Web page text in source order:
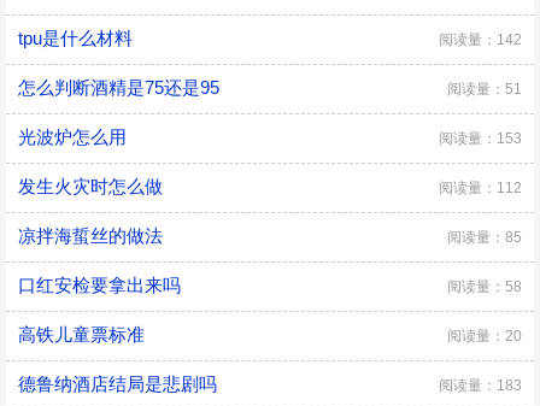
tpu是什么材料 阅读量：142
怎么判断酒精是75还是95 阅读量：51
光波炉怎么用 阅读量：153
发生火灾时怎么做 阅读量：112
凉拌海蜇丝的做法 阅读量：85
口红安检要拿出来吗 阅读量：58
高铁儿童票标准 阅读量：20
德鲁纳酒店结局是悲剧吗 阅读量：183